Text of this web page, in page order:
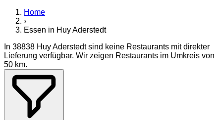
Home
›
Essen in Huy Aderstedt
In 38838 Huy Aderstedtsind keine Restaurants mit direkter
Lieferung verfügbar. Wir zeigen Restaurants im Umkreis von
50 km.